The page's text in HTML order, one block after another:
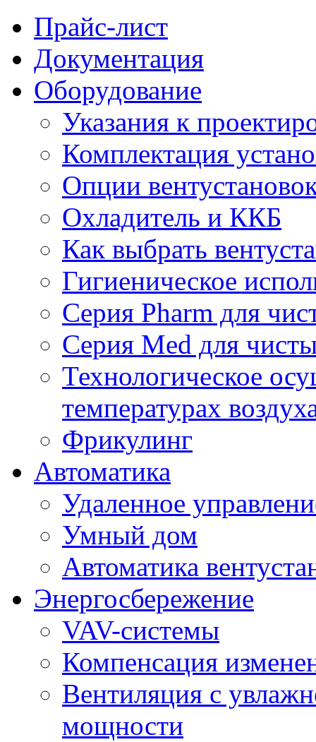
Прайс-лист
Документация
Оборудование
Указания к
Комплектация
Опции
Охладитель и ККБ
Как выбрать
Гигиеническое
Серия Pharm для
Серия Med для
Технологическое
температурах
Фрикулинг
Автоматика
Удаленное
Умный дом
Автоматика
Энергосбережение
VAV-системы
Компенсация
Вентиляция с
мощности